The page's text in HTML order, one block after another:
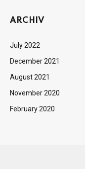
ARCHIV
July 2022
December 2021
August 2021
November 2020
February 2020